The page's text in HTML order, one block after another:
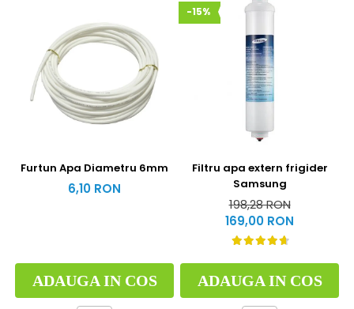
Furtun Apa Diametru 6mm
6,10 RON
ADAUGA IN COS
-15%
Filtru apa extern frigider
Samsung
198,28 RON
169,00 RON
ADAUGA IN COS